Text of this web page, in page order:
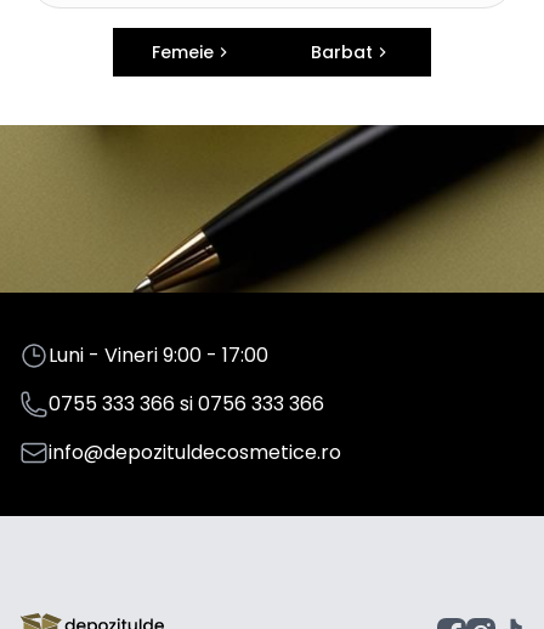
Femeie Barbat
Luni - Vineri 9:00 - 17:00
0755 333 366si0756 333 366
info@depozituldecosmetice.ro